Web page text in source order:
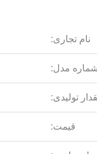
نام تجاری:
شماره مدل:
تولیدی:
قیمت: